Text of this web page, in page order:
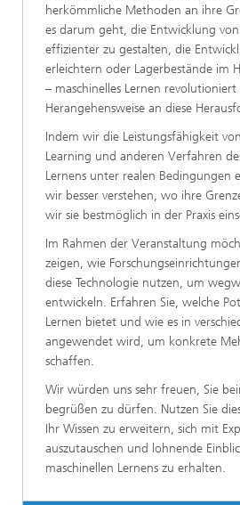
herkömmliche Methoden an ihre
es darum geht, die Entwicklung
effizienter zu gestalten, die
erleichtern oder Lagerbestände im
– maschinelles Lernen revolutioniert
Herangehensweise an diese
Indem wir die Leistungsfähigkeit
Learning und anderen Verfahren
Lernens unter realen Bedingungen
wir besser verstehen, wo ihre
wir sie bestmöglich in der Praxis
Im Rahmen der Veranstaltung
zeigen, wie
diese Technologie nutzen, um
entwickeln. Erfahren Sie, welche
Lernen bietet und wie es in
angewendet wird, um konkrete
schaffen.
Wir würden uns sehr freuen, Sie
begrüßen zu dürfen. Nutzen Sie
Ihr Wissen zu erweitern, sich mit
auszutauschen und lohnende
maschinellen Lernens zu erhalten.